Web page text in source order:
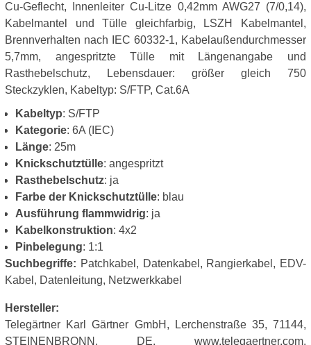
Cu-Geflecht, Innenleiter Cu-Litze 0,42mm AWG27 (7/0,14),
Kabelmantel und Tülle gleichfarbig, LSZH Kabelmantel,
Brennverhalten nach IEC 60332-1, Kabelaußendurchmesser
5,7mm, angespritzte Tülle mit Längenangabe und
Rasthebelschutz, Lebensdauer: größer gleich 750
Steckzyklen, Kabeltyp: S/FTP, Cat.6A
Kabeltyp: S/FTP
Kategorie: 6A (IEC)
Länge: 25m
Knickschutztülle: angespritzt
Rasthebelschutz: ja
Farbe der Knickschutztülle: blau
Ausführung flammwidrig: ja
Kabelkonstruktion: 4x2
Pinbelegung: 1:1
Suchbegriffe: Patchkabel, Datenkabel, Rangierkabel, EDV-
Kabel, Datenleitung, Netzwerkkabel
Hersteller:
Telegärtner Karl Gärtner GmbH, Lerchenstraße 35, 71144,
STEINENBRONN, DE, www.telegaertner.com,